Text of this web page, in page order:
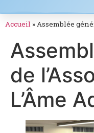
Accueil » Assemblée
de
L’Âme